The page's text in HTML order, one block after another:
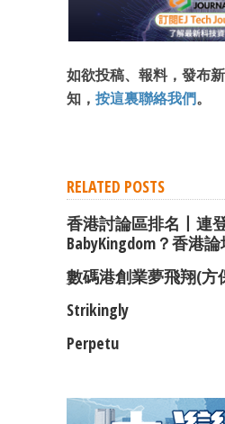
如欲投稿、報料，發布
知， 按這裏聯絡我們。
RELATED POSTS
香港討論區排名丨連
BabyKingdom？香港
數碼港創業夢飛翔(方
Strikingly
Perpetu